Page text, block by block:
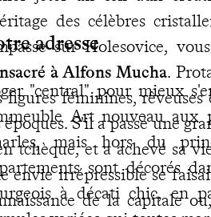
des célèbres
sur Holesovice,
à Alfons Mucha.
figures féminines,
époques. S'il a passé une
tchèque, et a achevé sa
envie irrépressible se
de la capitale
adresse
"central" pour mieux
Art nouveau
mais hors du
sont décorés
à décati chic, en